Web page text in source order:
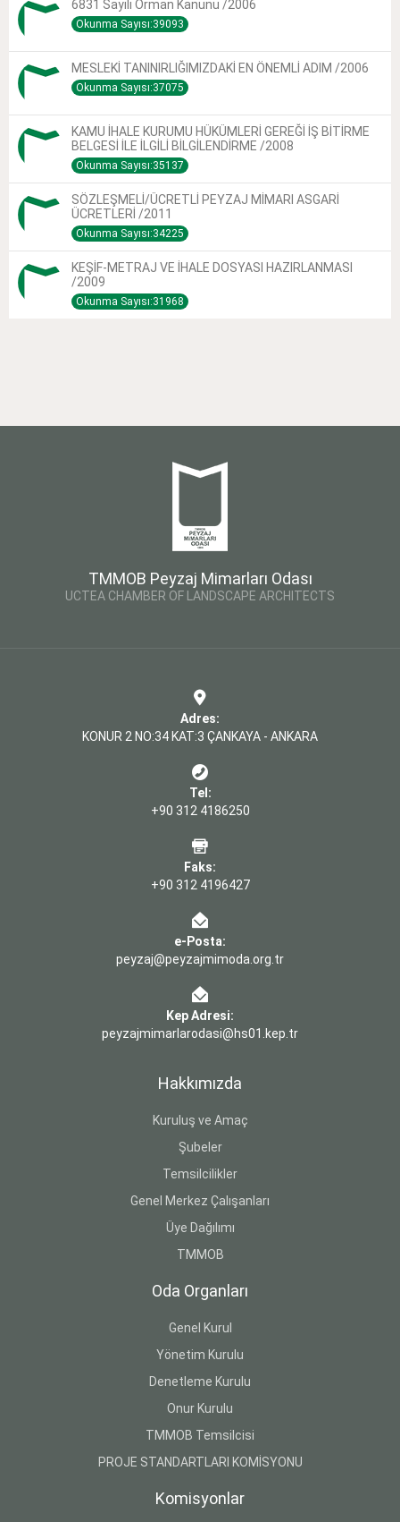
6831 Sayılı Orman Kanunu /2006
Okunma Sayısı:39093
MESLEKİ TANINIRLIĞIMIZDAKİ EN ÖNEMLİ ADIM /2006
Okunma Sayısı:37075
KAMU İHALE KURUMU HÜKÜMLERİ GEREĞİ İŞ BİTİRME
BELGESİ İLE İLGİLİ BİLGİLENDİRME /2008
Okunma Sayısı:35137
SÖZLEŞMELİ/ÜCRETLİ PEYZAJ MİMARI ASGARİ
ÜCRETLERİ /2011
Okunma Sayısı:34225
KEŞİF-METRAJ VE İHALE DOSYASI HAZIRLANMASI
/2009
Okunma Sayısı:31968
TMMOB Peyzaj Mimarları Odası
UCTEA CHAMBER OF LANDSCAPE ARCHITECTS
Adres:
KONUR 2 NO:34 KAT:3 ÇANKAYA - ANKARA
Tel:
+90 312 4186250
Faks:
+90 312 4196427
e-Posta:
peyzaj@peyzajmimoda.org.tr
Kep Adresi:
peyzajmimarlarodasi@hs01.kep.tr
Hakkımızda
Kuruluş ve Amaç
Şubeler
Temsilcilikler
Genel Merkez Çalışanları
Üye Dağılımı
TMMOB
Oda Organları
Genel Kurul
Yönetim Kurulu
Denetleme Kurulu
Onur Kurulu
TMMOB Temsilcisi
PROJE STANDARTLARI KOMİSYONU
Komisyonlar